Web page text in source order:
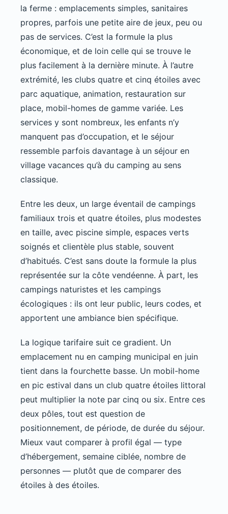
la ferme : emplacements simples, sanitaires
propres, parfois une petite aire de jeux, peu ou
pas de services. C’est la formule la plus
économique, et de loin celle qui se trouve le
plus facilement à la dernière minute. À l’autre
extrémité, les clubs quatre et cinq étoiles avec
parc aquatique, animation, restauration sur
place, mobil-homes de gamme variée. Les
services y sont nombreux, les enfants n’y
manquent pas d’occupation, et le séjour
ressemble parfois davantage à un séjour en
village vacances qu’à du camping au sens
classique.
Entre les deux, un large éventail de campings
familiaux trois et quatre étoiles, plus modestes
en taille, avec piscine simple, espaces verts
soignés et clientèle plus stable, souvent
d’habitués. C’est sans doute la formule la plus
représentée sur la côte vendéenne. À part, les
campings naturistes et les campings
écologiques : ils ont leur public, leurs codes, et
apportent une ambiance bien spécifique.
La logique tarifaire suit ce gradient. Un
emplacement nu en camping municipal en juin
tient dans la fourchette basse. Un mobil-home
en pic estival dans un club quatre étoiles littoral
peut multiplier la note par cinq ou six. Entre ces
deux pôles, tout est question de
positionnement, de période, de durée du séjour.
Mieux vaut comparer à profil égal — type
d’hébergement, semaine ciblée, nombre de
personnes — plutôt que de comparer des
étoiles à des étoiles.